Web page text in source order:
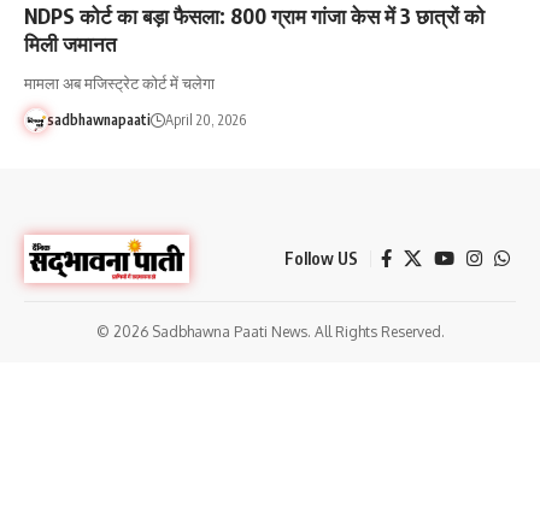
NDPS कोर्ट का बड़ा फैसला: 800 ग्राम गांजा केस में 3 छात्रों को
मिली जमानत
मामला अब मजिस्ट्रेट कोर्ट में चलेगा
sadbhawnapaati April 20, 2026
Follow US
© 2026 Sadbhawna Paati News. All Rights Reserved.